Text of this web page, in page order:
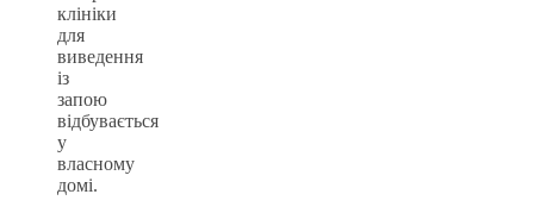
клініки
для
виведення
із
запою
відбувається
у
власному
домі.